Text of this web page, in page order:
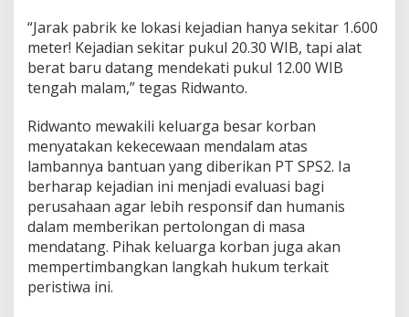
S
“Jarak pabrik ke lokasi kejadian hanya sekitar 1.600
meter! Kejadian sekitar pukul 20.30 WIB, tapi alat
berat baru datang mendekati pukul 12.00 WIB
tengah malam,” tegas Ridwanto.
Ridwanto mewakili keluarga besar korban
menyatakan kekecewaan mendalam atas
lambannya bantuan yang diberikan PT SPS2. Ia
berharap kejadian ini menjadi evaluasi bagi
perusahaan agar lebih responsif dan humanis
dalam memberikan pertolongan di masa
mendatang. Pihak keluarga korban juga akan
mempertimbangkan langkah hukum terkait
peristiwa ini.